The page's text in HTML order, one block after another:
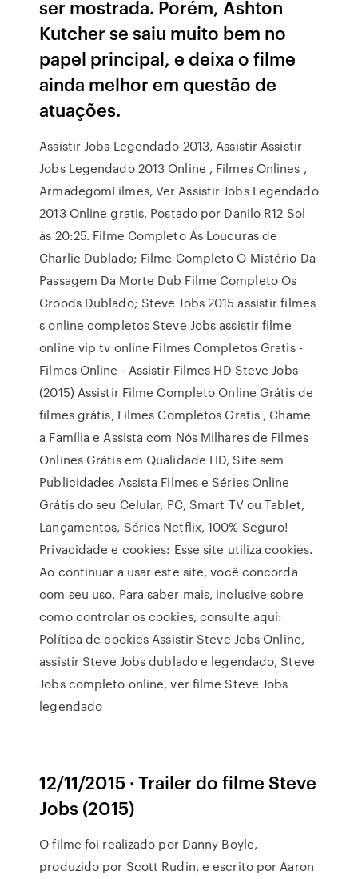
ser mostrada. Porém, Ashton
Kutcher se saiu muito bem no
papel principal, e deixa o filme
ainda melhor em questão de
atuações.
Assistir Jobs Legendado 2013, Assistir Assistir
Jobs Legendado 2013 Online , Filmes Onlines ,
ArmadegomFilmes, Ver Assistir Jobs Legendado
2013 Online gratis, Postado por Danilo R12 Sol
às 20:25. Filme Completo As Loucuras de
Charlie Dublado; Filme Completo O Mistério Da
Passagem Da Morte Dub Filme Completo Os
Croods Dublado; Steve Jobs 2015 assistir filmes
s online completos Steve Jobs assistir filme
online vip tv online Filmes Completos Gratis -
Filmes Online - Assistir Filmes HD Steve Jobs
(2015) Assistir Filme Completo Online Grátis de
filmes grátis, Filmes Completos Gratis , Chame
a Família e Assista com Nós Milhares de Filmes
Onlines Grátis em Qualidade HD, Site sem
Publicidades Assista Filmes e Séries Online
Grátis do seu Celular, PC, Smart TV ou Tablet,
Lançamentos, Séries Netflix, 100% Seguro!
Privacidade e cookies: Esse site utiliza cookies.
Ao continuar a usar este site, você concorda
com seu uso. Para saber mais, inclusive sobre
como controlar os cookies, consulte aqui:
Política de cookies Assistir Steve Jobs Online,
assistir Steve Jobs dublado e legendado, Steve
Jobs completo online, ver filme Steve Jobs
legendado
12/11/2015 · Trailer do filme Steve
Jobs (2015)
O filme foi realizado por Danny Boyle,
produzido por Scott Rudin, e escrito por Aaron